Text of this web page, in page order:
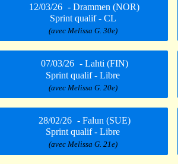
12/03/26 - Drammen (NOR)
Sprint qualif - CL
(avec Melissa G. 30e)
07/03/26 - Lahti (FIN)
Sprint qualif - Libre
(avec Melissa G. 20e)
28/02/26 - Falun (SUE)
Sprint qualif - Libre
(avec Melissa G. 21e)